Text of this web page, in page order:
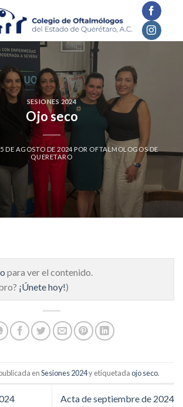
SESIONES 2024
Ojo seco
DE AGOSTO DE 2024POR OFTALMOLOGOS DE
QUERETARO
para ver el contenido.
¡Únete hoy!)
enSesiones 2024y etiquetadaojo seco.
Acta de septiembre de 2024